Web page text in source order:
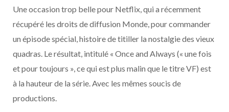
Une occasion trop belle pour Netflix, qui a récemment
récupéré les droits de diffusion Monde, pour commander
un épisode spécial, histoire de titiller la nostalgie des vieux
quadras. Le résultat, intitulé « Once and Always (« une fois
et pour toujours », ce qui est plus malin que le titre VF) est
à la hauteur de la série. Avec les mêmes soucis de
productions.